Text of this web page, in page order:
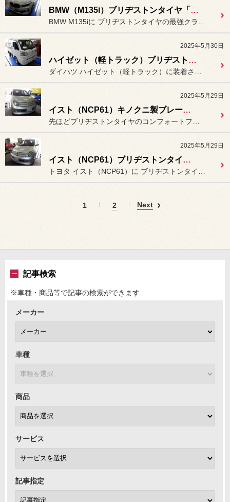
BMW（M135i）ブリヂストンタイヤ「ポテンザ RE-71RS」装着。
2025年5月30日
ハイゼット（軽トラック）ブリヂストンタイヤ「エコピア R710」装着。
2025年5月29日
イスト（NCP61）キノクニ製ブレーキホース＆エンドレス製ブレーキパッド＆ディクセル製ブレーキディスクローター装着。
2025年5月29日
イスト（NCP61）ブリヂストンタイヤ「レグノ GR-XⅢ」装着。
1 2 Next
記事検索
※車種・商品等で記事の検索ができます
メーカー
車種
商品
サービス
記事指定